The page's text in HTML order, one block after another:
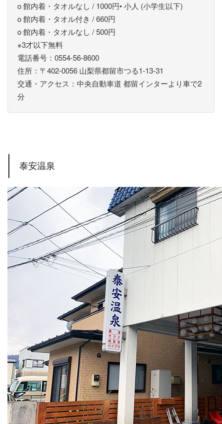
o 館内着・タオルなし / 1000円• 小人 (小学生以下)
o 館内着・タオル付き / 660円
o 館内着・タオルなし / 500円
※3才以下無料
電話番号：0554-56-8600
住所：〒402-0056 山梨県都留市つる1-13-31
交通・アクセス：中央自動車道 都留インターより車で2
分
泰安温泉